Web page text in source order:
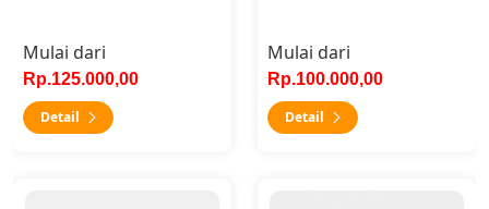
Mulai dari
Rp.125.000,00
Detail
Mulai dari
Rp.100.000,00
Detail